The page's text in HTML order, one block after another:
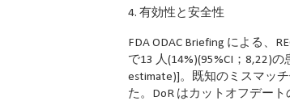
4. 有効性と安全性
FDA ODAC Briefing による、
で13 人(14%)(95%CI；8,22)
estimate)]。既知のミスマッ
た。DoR はカットオフデー